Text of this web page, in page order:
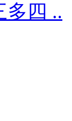
多四 ..